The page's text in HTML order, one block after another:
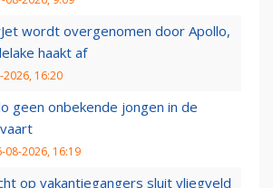
wordt overgenomen door Apollo,
haakt af
2026, 16:20
geen onbekende jongen in de
08-2026, 16:19
op vakantiegangers sluit vliegveld